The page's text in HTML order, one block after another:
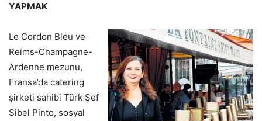
YAPMAK
Le Cordon Bleu ve
Reims-Champagne-
Ardenne mezunu,
Fransa’da catering
şirketi sahibi Türk Şef
Sibel Pinto, sosyal